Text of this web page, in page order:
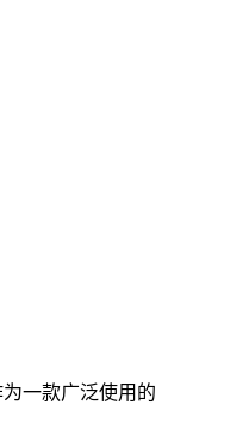
一款广泛使用的